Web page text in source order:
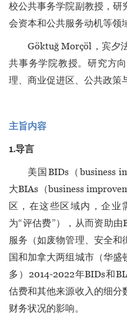
校公共事务学院副教授，研
会资本和公共服务动机等领
Göktuğ Morçöl，宾夕
共事务学院教授。研究方
理、商业促进区、公共政策
主旨内容
1.导言
美国BIDs（business
大BIAs（business
区，在这些区域内，企业
为“评估费”），从而资助
服务（如废物管理、安全和
国和加拿大两组城市（华
多）2014-2022年BIDs和
估费和其他来源收入的细分
财务状况的影响。